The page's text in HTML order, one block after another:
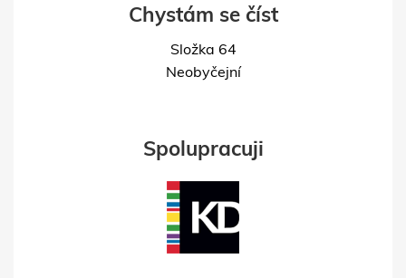
Chystám se číst
Složka 64
Neobyčejní
Spolupracuji